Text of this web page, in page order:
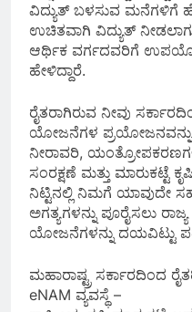
ವಿದ್ಯುತ್ ಬಳಸುವ
ಉಚಿತವಾಗಿ ವಿದ್ಯುತ್
ಆರ್ಥಿಕ ವರ್ಗದವರಿಗೆ
ಹೇಳಿದ್ದಾರೆ.
ರೈತರಾಗಿರುವ ನೀವು
ಯೋಜನೆಗಳ
ನೀರಾವರಿ,
ಸಂರಕ್ಷಣೆ ಮತ್ತು ಮಾರುಕಟ್ಟೆ
ನಿಟ್ಟಿನಲ್ಲಿ ನಿಮಗೆ ಯಾವುದೇ
ಅಗತ್ಯಗಳನ್ನು ಪೂರೈಸಲು
ಯೋಜನೆಗಳನ್ನು ದಯವಿಟ್ಟು
ಮಹಾರಾಷ್ಟ್ರ ಸರ್ಕಾರದಿಂದ
eNAM ವ್ಯವಸ್ಥೆ –